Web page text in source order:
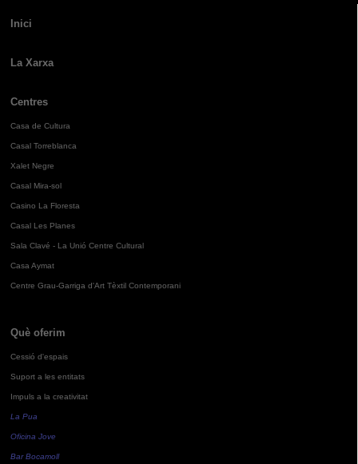
Inici
La Xarxa
Centres
Casa de Cultura
Casal Torreblanca
Xalet Negre
Casal Mira-sol
Casino La Floresta
Casal Les Planes
Sala Clavé - La Unió Centre Cultural
Casa Aymat
Centre Grau-Garriga d'Art Tèxtil Contemporani
Què oferim
Cessió d'espais
Suport a les entitats
Impuls a la creativitat
La Pua
Oficina Jove
Bar Bocamoll